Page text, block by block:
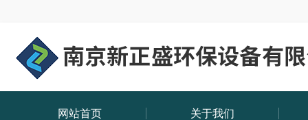
网站首页 关于我们